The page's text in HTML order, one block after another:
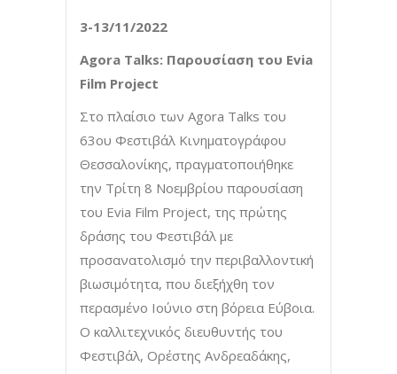
3-13/11/2022
Agora Talks: Παρουσίαση του Evia
Film Project
Στο πλαίσιο των Agora Talks του
63ου Φεστιβάλ Κινηματογράφου
Θεσσαλονίκης, πραγματοποιήθηκε
την Τρίτη 8 Νοεμβρίου παρουσίαση
του Evia Film Project, της πρώτης
δράσης του Φεστιβάλ με
προσανατολισμό την περιβαλλοντική
βιωσιμότητα, που διεξήχθη τον
περασμένο Ιούνιο στη βόρεια Εύβοια.
Ο καλλιτεχνικός διευθυντής του
Φεστιβάλ, Ορέστης Ανδρεαδάκης,